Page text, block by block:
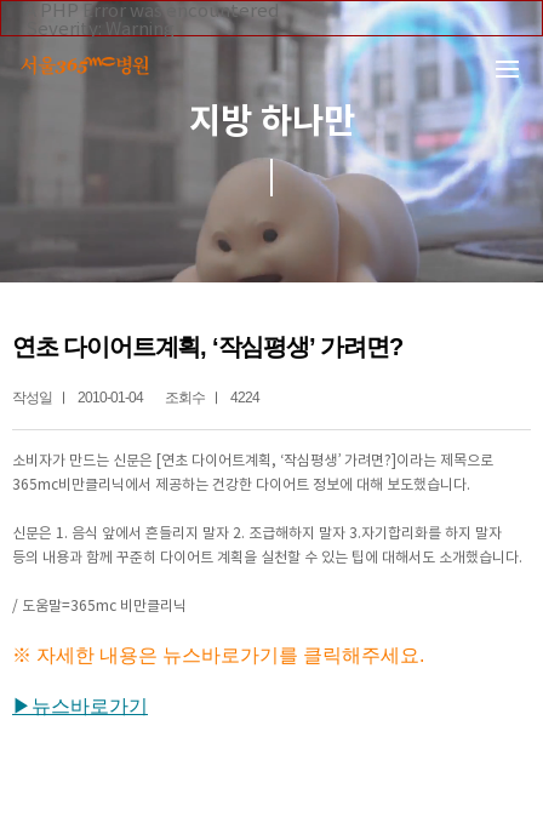
A PHP Error was encountered
Severity: Warning
Message: Invalid argument supplied for foreach()
Filename: _inc/header_body.php
Line Number: 108
/home/suction/public_html/application/views/mobile/
Function: _error_handler
/home/suction/public_html/application/views/mobile/
File:
/home/suction/public_html/application/core/
File:
/home/suction/public_html/application/controllers/
Function: view_print
File: /home/suction/public_html/index.php
Line: 327
본문 바로가기
지방 하나만
연초 다이어트계획, ‘작심평생’ 가려면?
작성일 2010-01-04 조회수 4224
소비자가 만드는 신문은 [연초 다이어트계획, ‘작심평생’ 가려면?]이라는 제목으로
365mc비만클리닉에서 제공하는 건강한 다이어트 정보에 대해 보도했습니다.
신문은 1. 음식 앞에서 흔들리지 말자 2. 조급해하지 말자 3.자기합리화를 하지 말자
등의 내용과 함께 꾸준히 다이어트 계획을 실천할 수 있는 팁에 대해서도 소개했습니다.
/ 도움말=365mc 비만클리닉
※ 자세한 내용은 뉴스바로가기를 클릭해주세요.
▶뉴스바로가기